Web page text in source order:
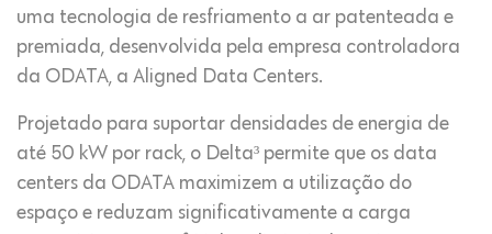
uma tecnologia de resfriamento a ar patenteada e
premiada, desenvolvida pela empresa controladora
da ODATA, a Aligned Data Centers.
Projetado para suportar densidades de energia de
até 50 kW por rack, o Delta³ permite que os data
centers da ODATA maximizem a utilização do
espaço e reduzam significativamente a carga